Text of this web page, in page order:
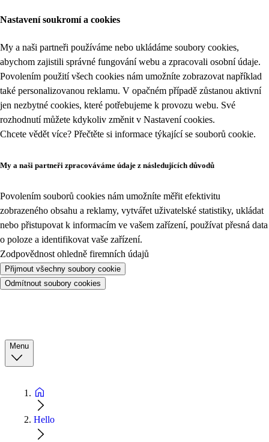
Nastavení soukromí a cookies
My a naši partneři používáme nebo ukládáme soubory cookies,
abychom zajistili správné fungování webu a zpracovali osobní údaje.
Povolením použití všech cookies nám umožníte zobrazovat například
také personalizovanou reklamu. V opačném případě zůstanou aktivní
jen nezbytné cookies, které potřebujeme k provozu webu. Své
rozhodnutí můžete kdykoliv změnit v Nastavení cookies.
Chcete vědět více? Přečtěte si informace týkající se souborů cookie.
My a naši partneři zpracováváme údaje z následujících důvodů
Povolením souborů cookies nám umožníte měřit efektivitu
zobrazeného obsahu a reklamy, vytvářet uživatelské statistiky, ukládat
nebo přistupovat k informacím ve vašem zařízení, používat přesná data
o poloze a identifikovat vaše zařízení.
Zodpovědnost ohledně firemních údajů
Přijmout všechny soubory cookie
Odmítnout soubory cookies
Menu
Hello